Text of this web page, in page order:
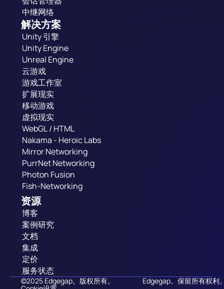
中继网络
解决方案
Unity 引擎
Unity Engine
Unreal Engine
云游戏
游戏工作室
扩展现实
移动游戏
虚拟现实
WebGL / HTML
Nakama - Heroic Labs
Mirror Networking
PurrNet Networking
Photon Fusion
Fish-Networking
资源
博客
案例研究
文档
集成
定价
服务状态
©2025 Edgegap。版权所有。 Edgegap。保留所有权利